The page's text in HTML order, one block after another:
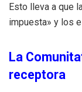
Esto lleva a que
impuesta» y los
La
receptora